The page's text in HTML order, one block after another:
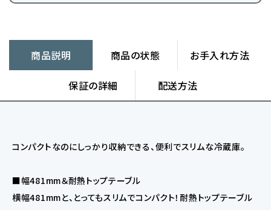
商品説明 商品の状態 お手入れ方法
保証の詳細 配送方法
コンパクトなのにしっかり収納できる、便利でスリムな冷蔵庫。
■幅481mm＆耐熱トップテーブル
横幅481mmと、とってもスリムでコンパクト！耐熱トップテーブル